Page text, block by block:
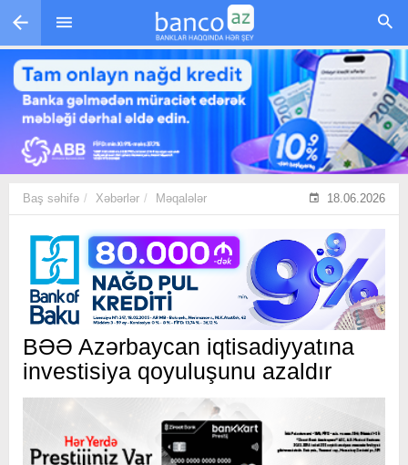
Skip to main content
Baş səhifə Xəbərlər Məqalələr 18.06.2026
BƏƏ Azərbaycan iqtisadiyyatına
investisiya qoyuluşunu azaldır